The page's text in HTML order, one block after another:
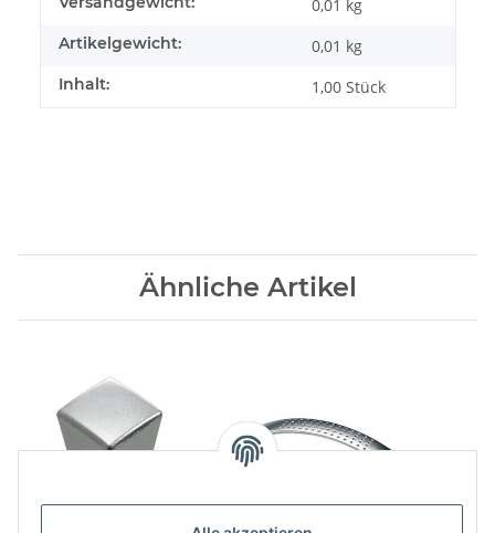
0,01 kg
Artikelgewicht: 0,01 kg
Inhalt: 1,00 Stück
Ähnliche Artikel